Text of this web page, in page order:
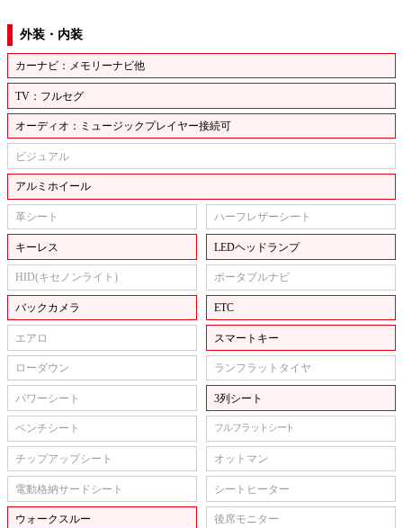
外装・内装
カーナビ：メモリーナビ他
TV：フルセグ
オーディオ：ミュージックプレイヤー接続可
ビジュアル
アルミホイール
革シート ハーフレザーシート
キーレス LEDヘッドランプ
HID(キセノンライト) ポータブルナビ
バックカメラ ETC
エアロ スマートキー
ローダウン ランフラットタイヤ
パワーシート 3列シート
ベンチシート フルフラットシート
チップアップシート オットマン
電動格納サードシート シートヒーター
ウォークスルー 後席モニター